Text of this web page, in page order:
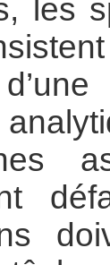
les